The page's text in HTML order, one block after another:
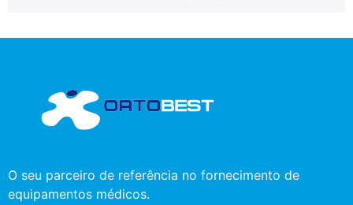
O seu parceiro de referência no fornecimento de
equipamentos médicos.